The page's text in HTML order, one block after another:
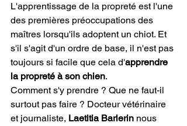
L'apprentissage de la propreté est l'une
des premières préoccupations des
maîtres lorsqu'ils adoptent un chiot. Et
s'il s'agit d'un ordre de base, il n'est pas
toujours si facile que cela d'apprendre
la propreté à son chien.
Comment s'y prendre ? Que ne faut-il
surtout pas faire ? Docteur vétérinaire
et journaliste, Laetitia Barlerin nous